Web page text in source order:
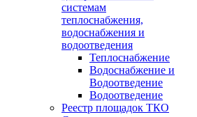
системам
теплоснабжения,
водоснабжения и
водоотведения
Теплоснабжение
Водоснабжение и
Водоотведение
Водоотведение
Реестр площадок ТКО